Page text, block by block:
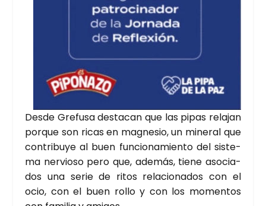
Des­de Gre­fu­sa des­ta­can que las pipas rela­jan
por­que son ricas en mag­ne­sio, un mine­ral que
con­tri­bu­ye al buen fun­cio­na­mien­to del sis­te­
ma ner­vio­so pero que, ade­más, tie­ne aso­cia­
dos una serie de ritos rela­cio­na­dos con el
ocio, con el buen rollo y con los momen­tos